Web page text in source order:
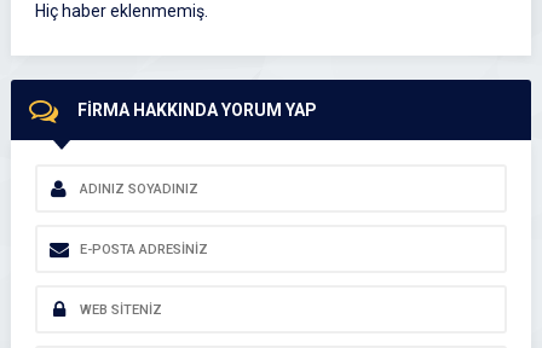
Hiç haber eklenmemiş.
FİRMA HAKKINDA YORUM YAP